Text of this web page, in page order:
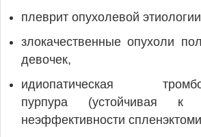
плеврит опухолевой
злокачественные опухоли
девочек,
идиопатическая
пурпура
неэффективности